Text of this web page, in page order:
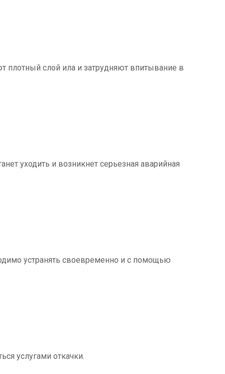
плотный слой ила и затрудняют впитывание в
уходить и возникнет серьезная аварийная
устранять своевременно и с помощью
услугами откачки.